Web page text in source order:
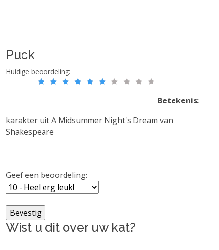
Puck
Huidige beoordeling:
Betekenis:
karakter uit A Midsummer Night's Dream van
Shakespeare
Geef een beoordeling:
Wist u dit over uw kat?